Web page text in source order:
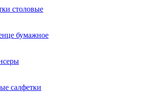
столовые
бумажное
салфетки